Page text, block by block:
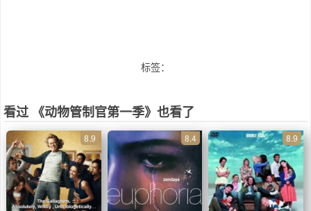
标签：
看过 《动物管制官第一季》也看了
8.9 8.4 8.9